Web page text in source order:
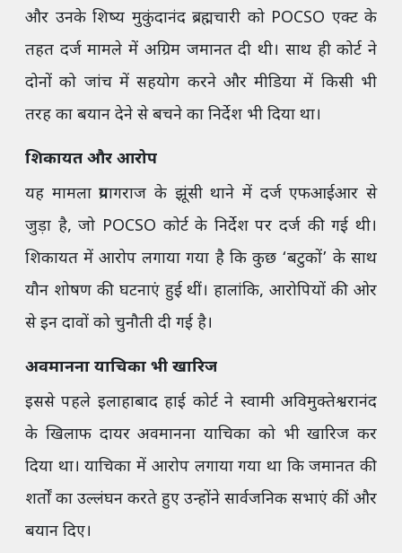
और उनके शिष्य मुकुंदानंद ब्रह्मचारी को POCSO एक्ट के
तहत दर्ज मामले में अग्रिम जमानत दी थी। साथ ही कोर्ट ने
दोनों को जांच में सहयोग करने और मीडिया में किसी भी
तरह का बयान देने से बचने का निर्देश भी दिया था।
शिकायत और आरोप
यह मामला प्रयागराज के झूंसी थाने में दर्ज एफआईआर से
जुड़ा है, जो POCSO कोर्ट के निर्देश पर दर्ज की गई थी।
शिकायत में आरोप लगाया गया है कि कुछ ‘बटुकों’ के साथ
यौन शोषण की घटनाएं हुई थीं। हालांकि, आरोपियों की ओर
से इन दावों को चुनौती दी गई है।
अवमानना याचिका भी खारिज
इससे पहले इलाहाबाद हाई कोर्ट ने स्वामी अविमुक्तेश्वरानंद
के खिलाफ दायर अवमानना याचिका को भी खारिज कर
दिया था। याचिका में आरोप लगाया गया था कि जमानत की
शर्तों का उल्लंघन करते हुए उन्होंने सार्वजनिक सभाएं कीं और
बयान दिए।